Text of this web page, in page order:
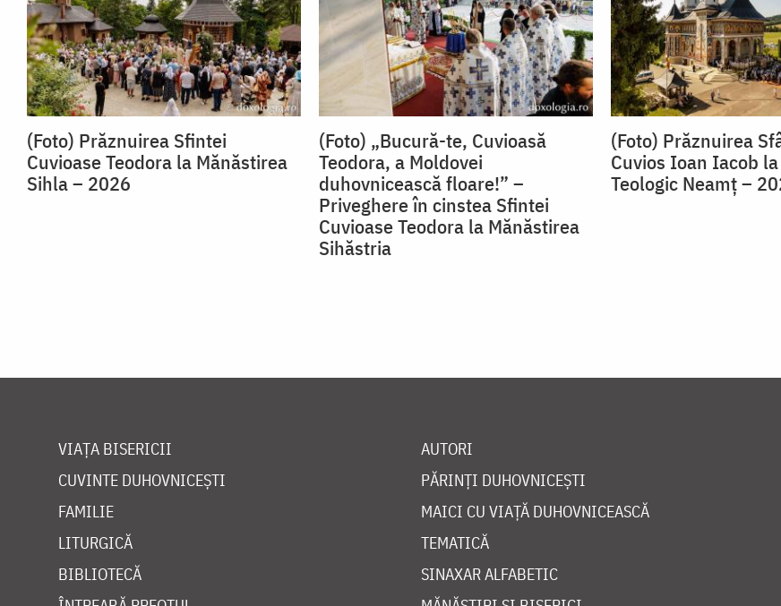
(Foto) Prăznuirea Sfintei
Cuvioase Teodora la Mănăstirea
Sihla – 2026
(Foto) „Bucură-te, Cuvioasă
Teodora, a Moldovei
duhovnicească floare!” –
Priveghere în cinstea Sfintei
Cuvioase Teodora la Mănăstirea
Sihăstria
(Foto) Prăznuirea
Cuvios Ioan Iacob
Teologic Neamț –
VIAȚA BISERICII
CUVINTE DUHOVNICEȘTI
FAMILIE
LITURGICĂ
BIBLIOTECĂ
AUTORI
PĂRINȚI DUHOVNICEȘTI
MAICI CU VIAȚĂ DUHOVNICEASCĂ
TEMATICĂ
SINAXAR ALFABETIC